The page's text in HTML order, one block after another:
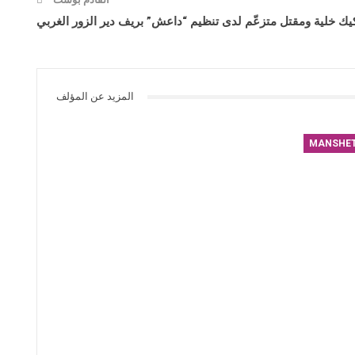
خلية ومقتل متزعّم لدى تنظيم “داعش” بريف دير الزور الغربي
المزيد عن المؤلف